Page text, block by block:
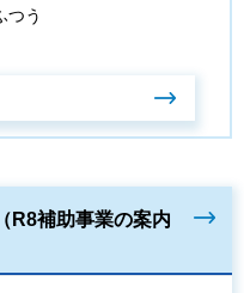
つう
R8補助事業の案内